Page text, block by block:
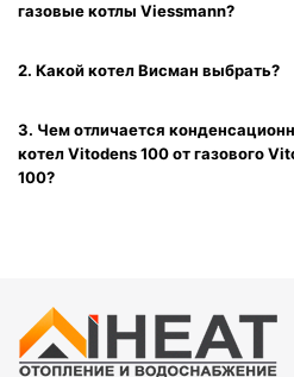
газовые котлы Viessmann?
2. Какой котел Висман выбрать?
3. Чем отличается
котел Vitodens 100 от газового
100?